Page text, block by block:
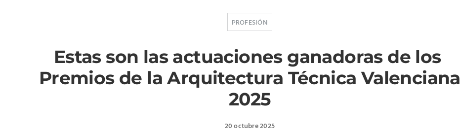
PROFESIÓN
Estas son las actuaciones ganadoras de los
Premios de la Arquitectura Técnica Valenciana
2025
20 octubre 2025